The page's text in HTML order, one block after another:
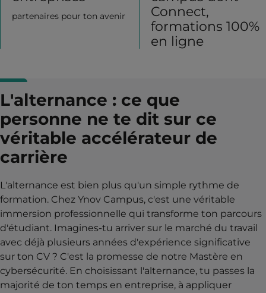
partenaires pour ton avenir
Connect,
formations 100%
en ligne
L'alternance : ce que
personne ne te dit sur ce
véritable accélérateur de
carrière
L'alternance est bien plus qu'un simple rythme de
formation. Chez Ynov Campus, c'est une véritable
immersion professionnelle qui transforme ton parcours
d'étudiant. Imagines-tu arriver sur le marché du travail
avec déjà plusieurs années d'expérience significative
sur ton CV ? C'est la promesse de notre Mastère en
cybersécurité. En choisissant l'alternance, tu passes la
majorité de ton temps en entreprise, à appliquer